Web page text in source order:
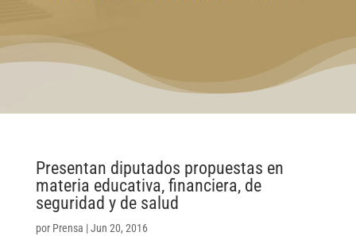
Presentan diputados propuestas en
materia educativa, financiera, de
seguridad y de salud
por Prensa |Jun 20, 2016